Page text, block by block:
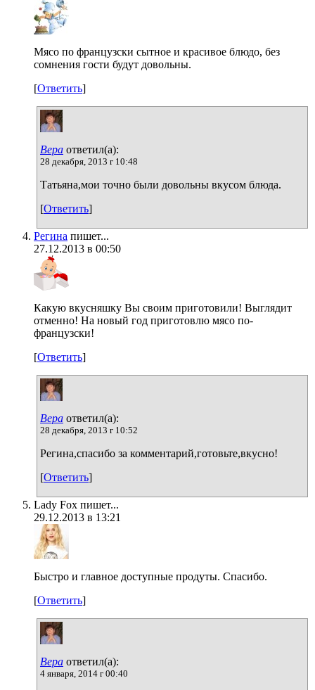
Мясо по французски сытное и красивое блюдо, без
сомнения гости будут довольны.
[Ответить]
Вера ответил(а):
28 декабря, 2013 г 10:48
Татьяна,мои точно были довольны вкусом блюда.
[Ответить]
Регина пишет...
27.12.2013 в 00:50
Какую вкусняшку Вы своим приготовили! Выглядит
отменно! На новый год приготовлю мясо по-
французски!
[Ответить]
Вера ответил(а):
28 декабря, 2013 г 10:52
Регина,спасибо за комментарий,готовьте,вкусно!
[Ответить]
Lady Fox пишет...
29.12.2013 в 13:21
Быстро и главное доступные продуты. Спасибо.
[Ответить]
Вера ответил(а):
4 января, 2014 г 00:40